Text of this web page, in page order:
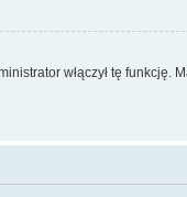
włączył tę funkcję.